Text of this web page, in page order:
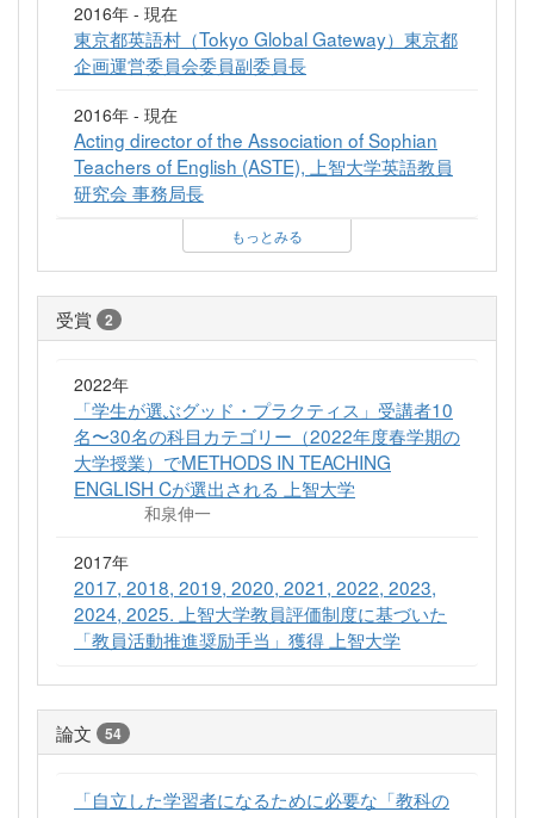
2016年 - 現在
東京都英語村（Tokyo Global Gateway）東京都
企画運営委員会委員副委員長
2016年 - 現在
Acting director of the Association of Sophian
Teachers of English (ASTE), 上智大学英語教員
研究会 事務局長
もっとみる
受賞 2
2022年
「学生が選ぶグッド・プラクティス」受講者10
名〜30名の科目カテゴリー（2022年度春学期の
大学授業）でMETHODS IN TEACHING
ENGLISH Cが選出される 上智大学
和泉伸一
2017年
2017, 2018, 2019, 2020, 2021, 2022, 2023,
2024, 2025. 上智大学教員評価制度に基づいた
「教員活動推進奨励手当」獲得 上智大学
論文 54
「自立した学習者になるために必要な「教科の